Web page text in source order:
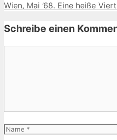
Wien, Mai ’68. Eine heiße
Schreibe einen
Name